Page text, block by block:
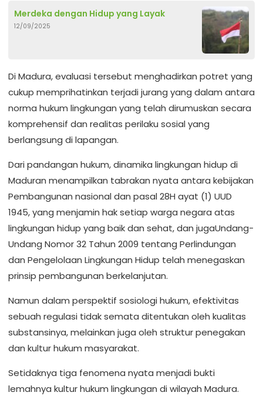
Merdeka dengan Hidup yang Layak
12/09/2025
Di Madura, evaluasi tersebut menghadirkan potret yang
cukup memprihatinkan terjadi jurang yang dalam antara
norma hukum lingkungan yang telah dirumuskan secara
komprehensif dan realitas perilaku sosial yang
berlangsung di lapangan.
Dari pandangan hukum, dinamika lingkungan hidup di
Maduran menampilkan tabrakan nyata antara kebijakan
Pembangunan nasional dan pasal 28H ayat (1) UUD
1945, yang menjamin hak setiap warga negara atas
lingkungan hidup yang baik dan sehat, dan jugaUndang-
Undang Nomor 32 Tahun 2009 tentang Perlindungan
dan Pengelolaan Lingkungan Hidup telah menegaskan
prinsip pembangunan berkelanjutan.
Namun dalam perspektif sosiologi hukum, efektivitas
sebuah regulasi tidak semata ditentukan oleh kualitas
substansinya, melainkan juga oleh struktur penegakan
dan kultur hukum masyarakat.
Setidaknya tiga fenomena nyata menjadi bukti
lemahnya kultur hukum lingkungan di wilayah Madura.